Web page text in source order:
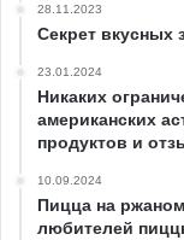
28.11.2023
Секрет вкусных
23.01.2024
Никаких
американских
продуктов и
10.09.2024
Пицца на
любителей